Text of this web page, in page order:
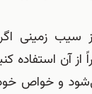
سیب زمینی
از آن استفاده
و خواص